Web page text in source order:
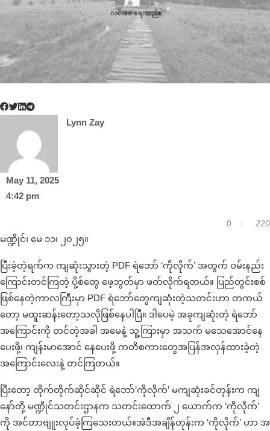
Lynn Zay
May 11, 2025
4:42 pm
0 220
မဏ္ဍိုင်၊ မေ ၁၁၊ ၂၀၂၅။
ပြီးခဲ့တဲ့ရက်က ကျဆုံးသွားတဲ့ PDF ရဲဘော် ‘ကိုလိုက်’ အတွက် ဝမ်းနည်း
ကြောင်းတင်ကြတဲ့ ပို့စ်တွေ ဖေ့ဘွတ်မှာ ဖတ်လိုက်ရတယ်။ ပြည်တွင်းစစ်
ဖြစ်နေတဲ့ကာလကြီးမှာ PDF ရဲဘော်တွေကျဆုံးတဲ့သတင်းဟာ တကယ်
တော့ မထူးဆန်းတော့သလိုဖြစ်နေပါပြီ။ ဒါပေမဲ့ အခုကျဆုံးတဲ့ ရဲဘော်
အကြောင်းကို တင်တဲ့အခါ အမေနဲ့ သူ့ကြားမှာ အသက် မသေအောင်နေ
ပေးဖို့၊ ကျန်းမာအောင် နေပေးဖို့ ကတိစကားတွေအပြန်အလှန်ထားခဲ့တဲ့
အကြောင်းလေးနဲ့ တင်ကြတယ်။
ပြီးတော့ တိုက်တိုက်ဆိုင်ဆိုင် ရဲဘော်’ကိုလိုက်’ မကျဆုံးခင်တုန်းက ကျ
နော်တို့ မဏ္ဍိုင်သတင်းဌာနက သတင်းထောက် ၂ ယောက်က ‘ကိုလိုက်’
ကို အင်တာဗျူးလုပ်ခဲ့ကြသေးတယ်။အဲဒီအချိန်တုန်းက ‘ကိုလိုက်’ ဟာ အ